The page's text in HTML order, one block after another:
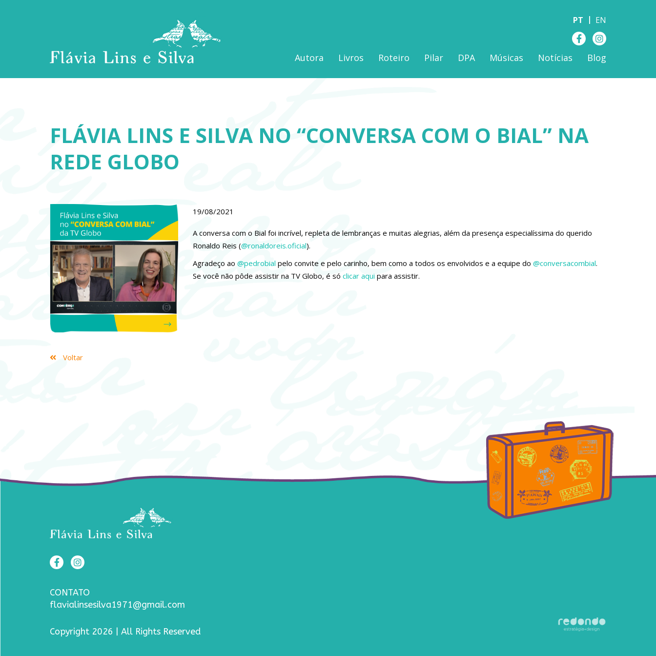
PT EN
Autora Livros Roteiro Pilar DPA Músicas Notícias Blog
FLÁVIA LINS E SILVA NO “CONVERSA COM O BIAL” NA
REDE GLOBO
19/08/2021
A conversa com o Bial foi incrível, repleta de lembranças e muitas alegrias, além da presença especialíssima do querido
Ronaldo Reis (@ronaldoreis.oficial).
Agradeço ao @pedrobial pelo convite e pelo carinho, bem como a todos os envolvidos e a equipe do @conversacombial.
Se você não pôde assistir na TV Globo, é só clicar aqui para assistir.
Voltar
CONTATO
flavialinsesilva1971@gmail.com
Copyright 2026 | All Rights Reserved